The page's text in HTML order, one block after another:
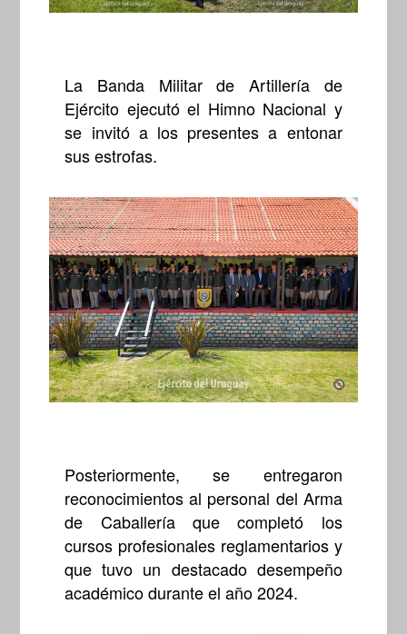
La Banda Militar de Artillería de
Ejército ejecutó el Himno Nacional y
se invitó a los presentes a entonar
sus estrofas.
Posteriormente, se entregaron
reconocimientos al personal del Arma
de Caballería que completó los
cursos profesionales reglamentarios y
que tuvo un destacado desempeño
académico durante el año 2024.